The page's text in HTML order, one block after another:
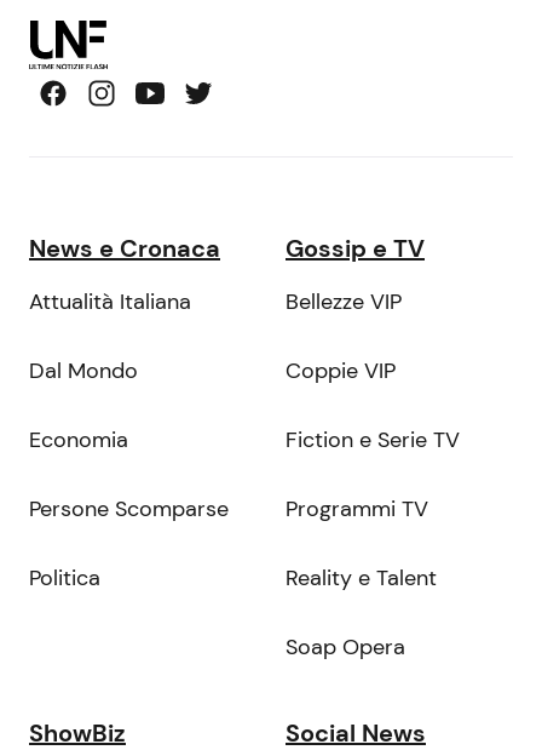
News e Cronaca
Attualità Italiana
Dal Mondo
Economia
Persone Scomparse
Politica
Gossip e TV
Bellezze VIP
Coppie VIP
Fiction e Serie TV
Programmi TV
Reality e Talent
Soap Opera
ShowBiz Social News